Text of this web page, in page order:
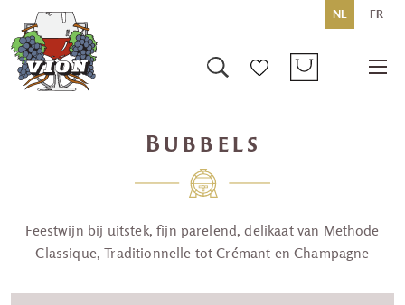
NL FR
Bubbels
Feestwijn bij uitstek, fijn parelend, delikaat van Methode
Classique, Traditionnelle tot Crémant en Champagne